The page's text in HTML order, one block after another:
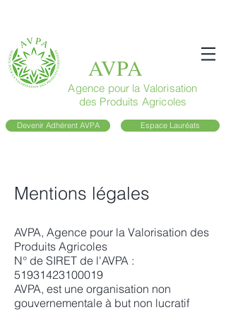
AVPA
Agence pour la Valorisation
des Produits Agricoles
Devenir Adhérent AVPA Espace Lauréats
Mentions légales
AVPA, Agence pour la Valorisation des
Produits Agricoles
N° de SIRET de l'AVPA :
51931423100019
AVPA, est une organisation non
gouvernementale à but non lucratif